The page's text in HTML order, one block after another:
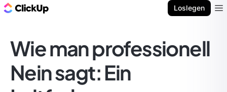
Loslegen
Wie man professionell
Nein sagt: Ein